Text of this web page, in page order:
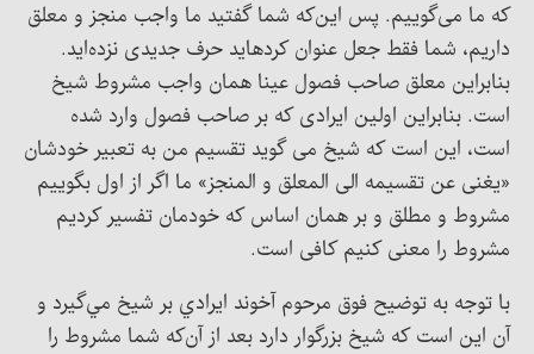
که ما می‌گوییم. پس این‌که شما گفتید ما واجب منجز و معلق
داریم، شما فقط جعل عنوان کرده‎اید حرف جدیدی نزده‌اید.
بنابراین معلق صاحب فصول عینا همان واجب مشروط شیخ
است. بنابراين اولین ایرادی که بر صاحب فصول وارد شده
است، این است که شیخ می گوید تقسیم من به تعبیر خودشان
«یغنی عن تقسیمه الی المعلق و المنجز» ما اگر از اول بگوییم
مشروط و مطلق و بر همان اساس که خودمان تفسیر کردیم
مشروط را معنی کنیم کافی است.
با توجه به توضيح فوق مرحوم آخوند ايرادي بر شيخ مي‌گيرد و
آن اين است که شيخ بزرگوار دارد بعد از آن‌که شما مشروط را